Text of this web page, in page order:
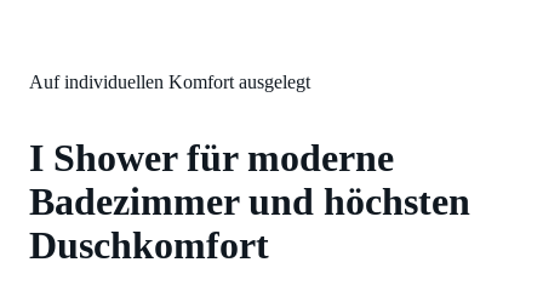
Auf individuellen Komfort ausgelegt
I Shower für moderne
Badezimmer und höchsten
Duschkomfort